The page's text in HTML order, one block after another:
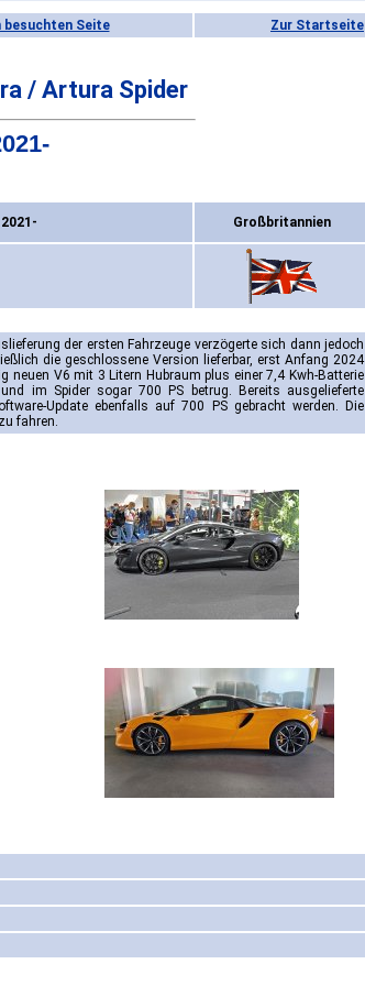
Seite Zur Startseite
/ Artura Spider
2021- Großbritannien
der ersten Fahrzeuge verzögerte sich dann jedoch
die geschlossene Version lieferbar, erst Anfang 2024
neuen V6 mit 3 Litern Hubraum plus einer 7,4 Kwh-Batterie
im Spider sogar 700 PS betrug. Bereits ausgelieferte
Update ebenfalls auf 700 PS gebracht werden. Die
fahren.